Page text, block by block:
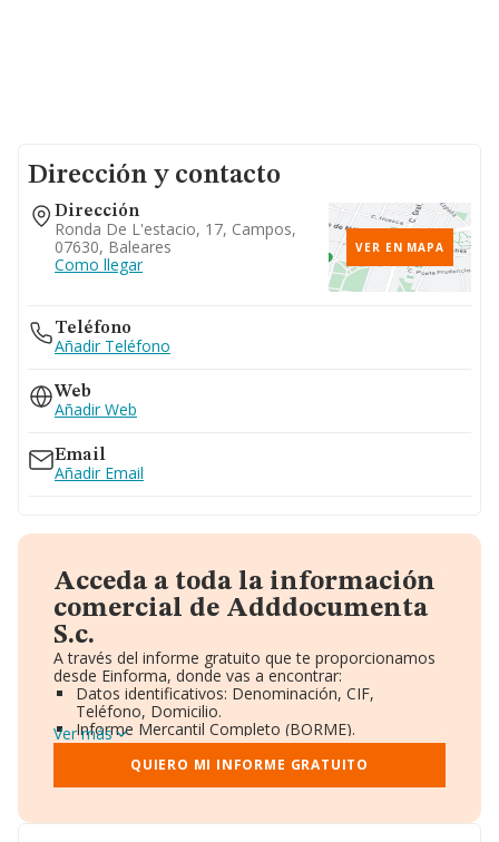
Dirección y contacto
Dirección
Ronda De L'estacio, 17, Campos,
07630, Baleares
Como llegar
VER EN MAPA
Teléfono
Añadir Teléfono
Web
Añadir Web
Email
Añadir Email
Acceda a toda la información
comercial de Adddocumenta
S.c.
A través del informe gratuito que te proporcionamos
desde Einforma, donde vas a encontrar:
Datos identificativos: Denominación, CIF,
Teléfono, Domicilio.
Informe Mercantil Completo (BORME).
Gráficos de Evolución Ventas y Empleados.
Consejo de Administración y Administradores.
Directivos y Ejecutivos.
Ver más
QUIERO MI INFORME GRATUITO